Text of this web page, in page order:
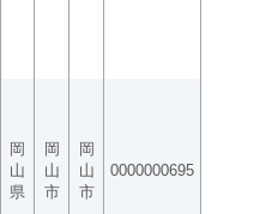
岡
山
県
岡
山
市
岡
山
市
0000000695